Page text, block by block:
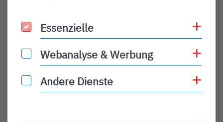
PLN
Status Description:
Checkin:
Codeshare:
Essenzielle
Essenzielle
Webanalyse & Werbung
Webanalyse & Werbung
Andere Dienste
Andere Dienste